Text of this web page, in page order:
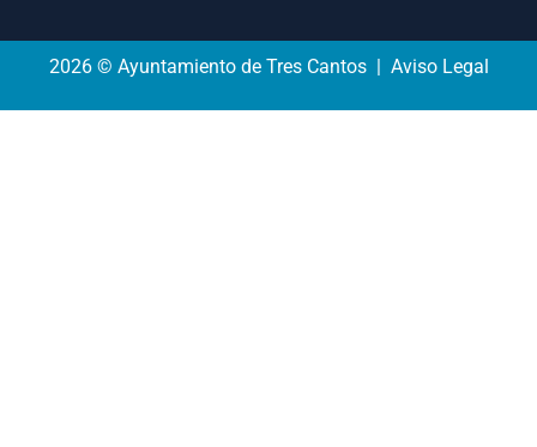
2026 © Ayuntamiento de Tres Cantos | Aviso Legal